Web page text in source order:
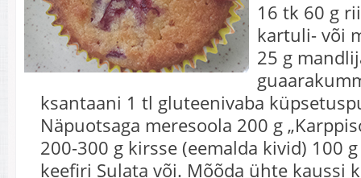
16 tk 60 g
kartuli- või
25 g
ksantaani 1 tl gluteenivaba
Näpuotsaga meresoola 200 g
200-300 g kirsse (eemalda kivid) 100
keefiri Sulata või. Mõõda ühte kaussi